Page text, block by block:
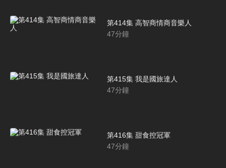
第414集 高智商情商音樂人
47分鐘
第415集 我是國旅達人
47分鐘
第416集 甜食控冠軍
47分鐘